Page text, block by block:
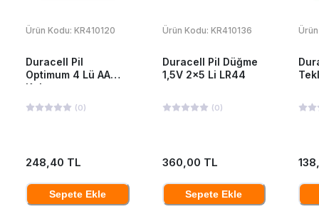
Ürün Kodu: KR410120
Duracell Pil
Optimum 4 Lü AA
Kalem
(0)
248,40 TL
Sepete Ekle
Ürün Kodu: KR410136
Duracell Pil Düğme
1,5V 2x5 Li LR44
(0)
360,00 TL
Sepete Ekle